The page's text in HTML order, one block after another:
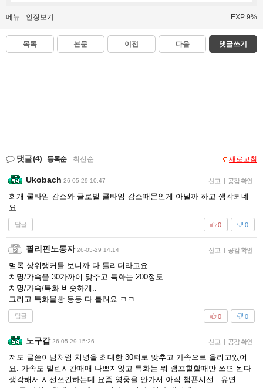
메뉴 인장보기 EXP 9%
목록 본문 이전 다음 댓글쓰기
댓글(4) 등록순 최신순 새로고침
Ukobach 26-05-29 10:47 신고 | 공감 확인
회개 쿨타임 감소와 글로벌 쿨타임 감소때문인게 아닐까 하고 생각되네
요
답글 0
0
필리핀노동자 26-05-29 14:14 신고 | 공감 확인
멀록 상위랭커들 보니까 다 틀리더라고요
치명/가속을 30가까이 맞추고 특화는 200정도..
치명/가속/특화 비슷하게..
그리고 특화몰빵 등등 다 틀려요 ㅋㅋ
답글 0
0
노구갑 26-05-29 15:26 신고 | 공감 확인
저도 글쓴이님처럼 치명을 최대한 30퍼로 맞추고 가속으로 올리고있어
요. 가속도 빌린시간때매 나쁘지않고 특화는 뭐 램프힐할때만 쓰면 된다
생각해서 시선쓰긴하는데 요즘 영웅을 안가서 아직 챔푠시선.. 유연